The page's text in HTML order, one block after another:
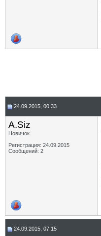
24.09.2015, 00:33
A.Siz
Новичок
Регистрация: 24.09.2015
Сообщений: 2
24.09.2015, 07:15